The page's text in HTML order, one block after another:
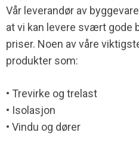
Vår leverandør av
at vi kan levere svært gode
priser. Noen av våre
produkter som:
• Trevirke og trelast
• Isolasjon
• Vindu og dører